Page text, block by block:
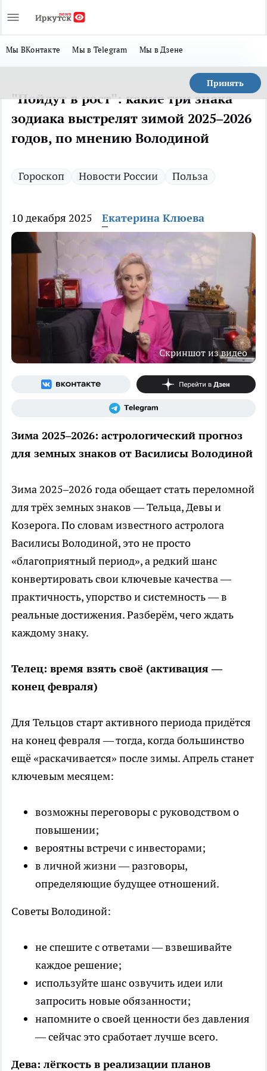
Мы ВКонтакте Мы в Telegram Мы в Дзене
Принять
"Пойдут в рост": какие три знака
зодиака выстрелят зимой 2025–2026
годов, по мнению Володиной
Гороскоп Новости России Польза
10 декабря 2025 Екатерина Клюева
Скриншот из видео
Зима 2025–2026: астрологический прогноз
для земных знаков от Василисы Володиной
Зима 2025–2026 года обещает стать переломной
для трёх земных знаков — Тельца, Девы и
Козерога. По словам известного астролога
Василисы Володиной, это не просто
«благоприятный период», а редкий шанс
конвертировать свои ключевые качества —
практичность, упорство и системность — в
реальные достижения. Разберём, чего ждать
каждому знаку.
Телец: время взять своё (активация —
конец февраля)
Для Тельцов старт активного периода придётся
на конец февраля — тогда, когда большинство
ещё «раскачивается» после зимы. Апрель станет
ключевым месяцем:
возможны переговоры с руководством о
повышении;
вероятны встречи с инвесторами;
в личной жизни — разговоры,
определяющие будущее отношений.
Советы Володиной:
не спешите с ответами — взвешивайте
каждое решение;
используйте шанс озвучить идеи или
запросить новые обязанности;
напомните о своей ценности без давления
— сейчас это сработает лучше всего.
Дева: лёгкость в реализации планов